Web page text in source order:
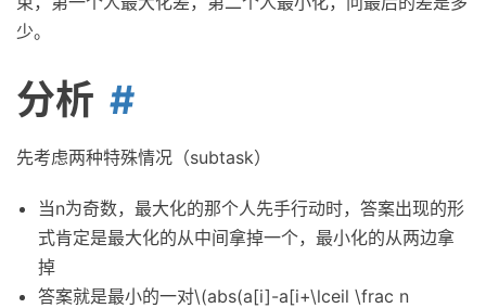
少。
分析
先考虑两种特殊情况（subtask）
当n为奇数，最大化的那个人先手行动时，答案出现的形
式肯定是最大化的从中间拿掉一个，最小化的从两边拿
掉
答案就是最小的一对\(abs(a[i]-a[i+\lceil \frac n